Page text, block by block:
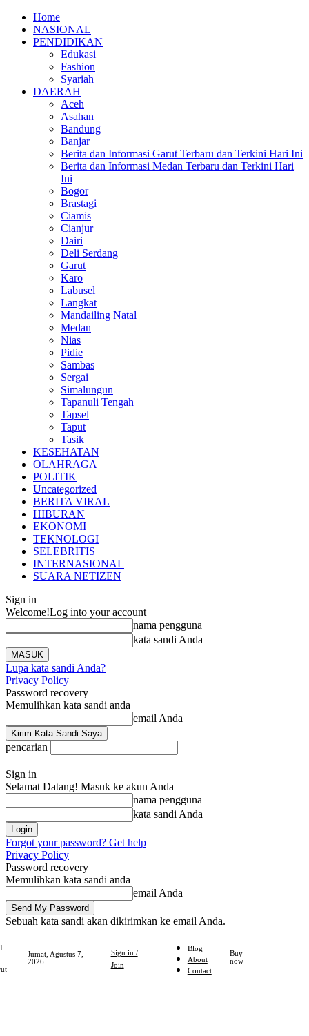
Home
NASIONAL
PENDIDIKAN
Edukasi
Fashion
Syariah
DAERAH
Aceh
Asahan
Bandung
Banjar
Berita dan Informasi Garut Terbaru dan Terkini Hari Ini
Berita dan Informasi Medan Terbaru dan Terkini Hari
Ini
Bogor
Brastagi
Ciamis
Cianjur
Dairi
Deli Serdang
Garut
Karo
Labusel
Langkat
Mandailing Natal
Medan
Nias
Pidie
Sambas
Sergai
Simalungun
Tapanuli Tengah
Tapsel
Taput
Tasik
KESEHATAN
OLAHRAGA
POLITIK
Uncategorized
BERITA VIRAL
HIBURAN
EKONOMI
TEKNOLOGI
SELEBRITIS
INTERNASIONAL
SUARA NETIZEN
Sign in
Welcome!Log into your account
nama pengguna
kata sandi Anda
Lupa kata sandi Anda?
Privacy Policy
Password recovery
Memulihkan kata sandi anda
email Anda
pencarian
Sign in
Selamat Datang! Masuk ke akun Anda
nama pengguna
kata sandi Anda
Forgot your password? Get help
Privacy Policy
Password recovery
Memulihkan kata sandi anda
email Anda
Sebuah kata sandi akan dikirimkan ke email Anda.
Jumat, Agustus 7,
2026
Sign in /
Join
Blog
About
Contact
Buy
now